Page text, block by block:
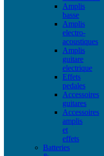
Amplis
basse
Amplis
electro-
acoustiques
Amplis
guitare
electrique
Effets
pedales
Accessoires
guitares
Accessoires
amplis
et
effets
Batteries